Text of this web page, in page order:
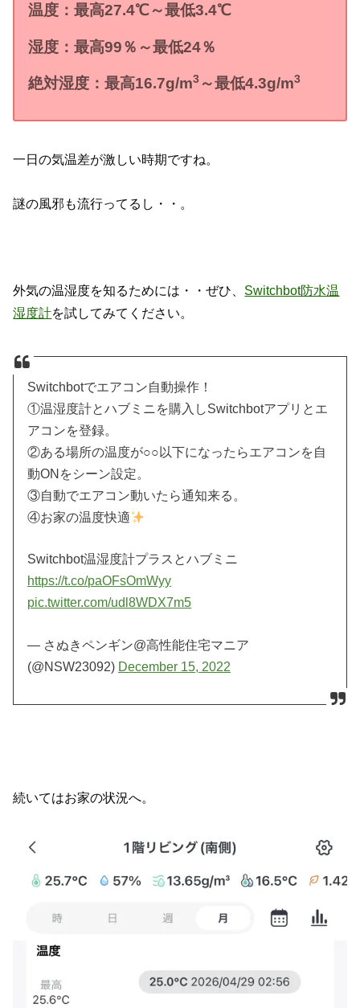
温度：最高27.4℃～最低3.4℃
湿度：最高99％～最低24％
絶対湿度：最高16.7g/m3 ～最低4.3g/m3
一日の気温差が激しい時期ですね。
謎の風邪も流行ってるし・・。
外気の温湿度を知るためには・・ぜひ、 Switchbot防水温
湿度計を試してみてください。
Switchbotでエアコン自動操作！
①温湿度計とハブミニを購入しSwitchbotアプリとエ
アコンを登録。
②ある場所の温度が○○以下になったらエアコンを自
動ONをシーン設定。
③自動でエアコン動いたら通知来る。
④お家の温度快適
Switchbot温湿度計プラスとハブミニ
https://t.co/paOFsOmWyy
pic.twitter.com/udl8WDX7m5
— さぬきペンギン@高性能住宅マニア
(@NSW23092) December 15, 2022
続いてはお家の状況へ。